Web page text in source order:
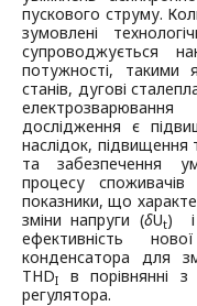
пускового струму.
зумовлені
супроводжується
потужності, такими
станів, дугові
дослідження є
наслідок,
та забезпечення
процесу споживачів
показники, що
зміни напруги (δUt) і
ефективність
конденсатора для
THDI
в порівнянні
регулятора.